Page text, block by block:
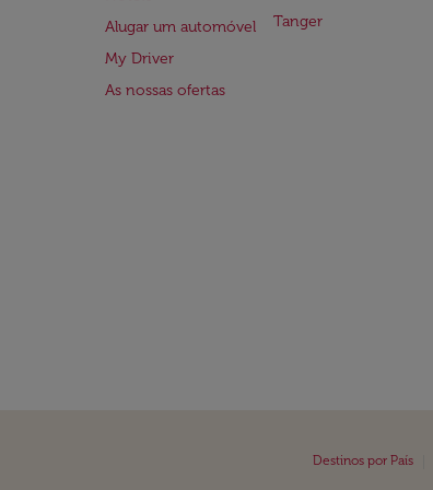
Alugar um automóvel
My Driver
As nossas ofertas
Tanger
Destinos por País